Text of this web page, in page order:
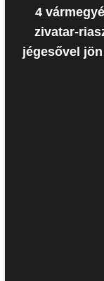
4
zivatar-
jégesővel